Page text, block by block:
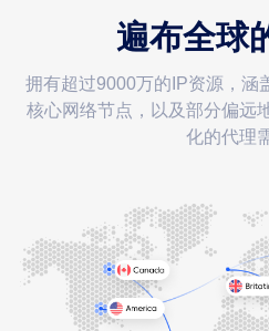
遍布全球
拥有超过9000万的IP资源，涵
核心网络节点，以及部分偏远
化的代理